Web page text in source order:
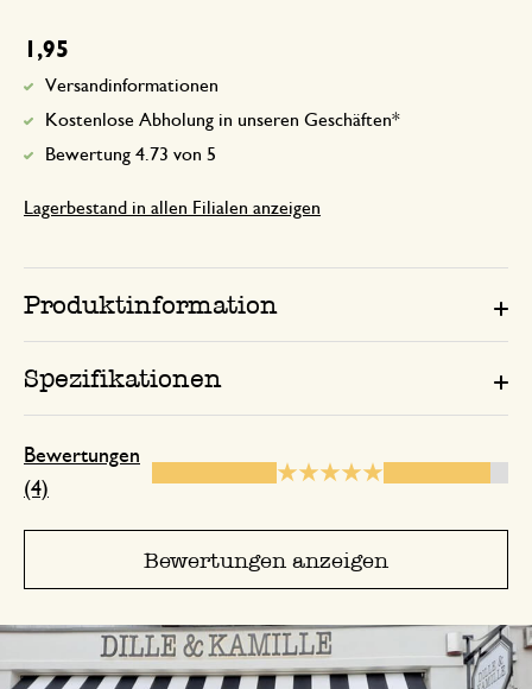
1,95
Versandinformationen
Kostenlose Abholung in unseren Geschäften*
Bewertung 4.73 von 5
Lagerbestand in allen Filialen anzeigen
Produktinformation
Spezifikationen
Bewertungen
(4)
Bewertungen anzeigen
30. Januar 2026
Schön klein und handlich
Schön klein und handlich! Zur